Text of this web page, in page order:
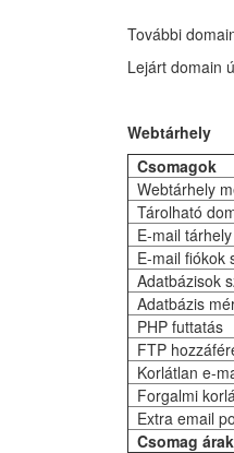
További
Lejárt domain
Webtárhely
Csomagok
Webtárhely
Tárolható
E-mail
E-mail fiókok
Adatbázisok
Adatbázis
PHP futtatás
FTP
Korlátlan e-
Forgalmi
Extra email
Csomag